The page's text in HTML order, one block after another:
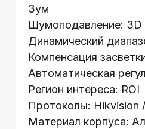
Зум
Шумоподавление: 3D
Динамический
Компенсация
Автоматическая
Регион интереса: ROI
Протоколы: Hikvision
Материал корпуса: